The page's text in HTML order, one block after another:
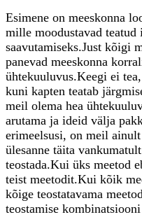
Esimene on meeskonna
mille moodustavad teatud
saavutamiseks.Just kõigi
panevad meeskonna
ühtekuuluvus.Keegi ei
kuni kapten teatab
meil olema hea
arutama ja ideid välja
erimeelsusi, on meil ainult
ülesanne täita
teostada.Kui üks meetod
teist meetodit.Kui kõik
kõige teostatavama
teostamise